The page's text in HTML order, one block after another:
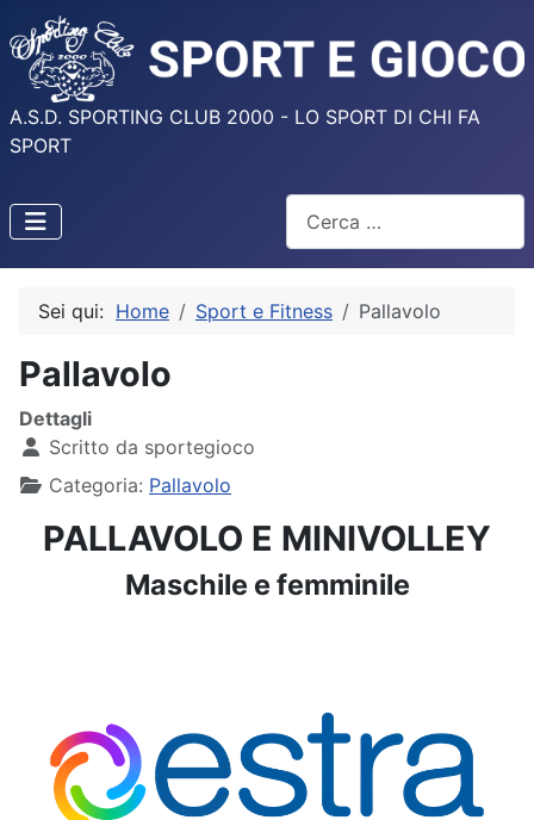
A.S.D. SPORTING CLUB 2000 - LO SPORT DI CHI FA
SPORT
Sei qui: Home Sport e Fitness Pallavolo
Pallavolo
Dettagli
Scritto da sportegioco
Categoria: Pallavolo
PALLAVOLO E MINIVOLLEY
Maschile e femminile